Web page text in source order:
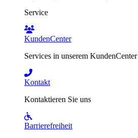
Service
KundenCenter
Services in unserem KundenCenter
Kontakt
Kontaktieren Sie uns
Barrierefreiheit